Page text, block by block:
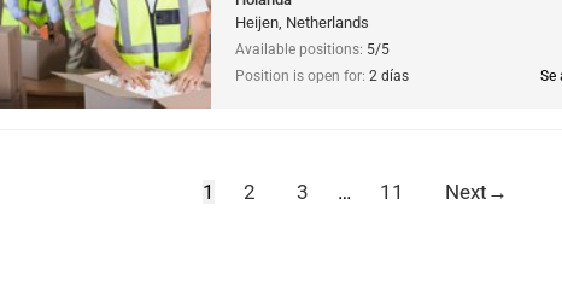
Heijen, Netherlands
Available positions: 5/5
Position is open for: 2 días Se
1 2 3 … 11 Next →